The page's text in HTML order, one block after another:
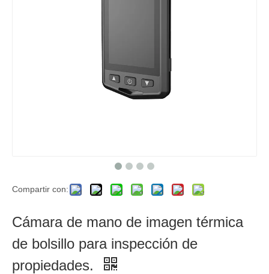
Compartir con:
Cámara de mano de imagen térmica
de bolsillo para inspección de
propiedades.